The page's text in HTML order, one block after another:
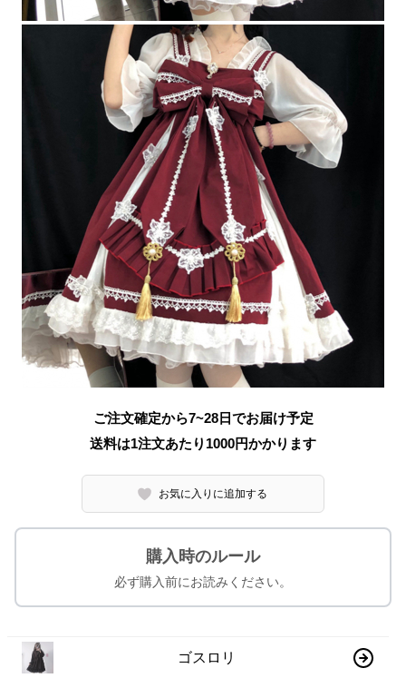
ご注文確定から7~28日でお届け予定
送料は1注文あたり 1000円かかります
お気に入りに追加する
購入時のルール
必ず購入前にお読みください。
ゴスロリ